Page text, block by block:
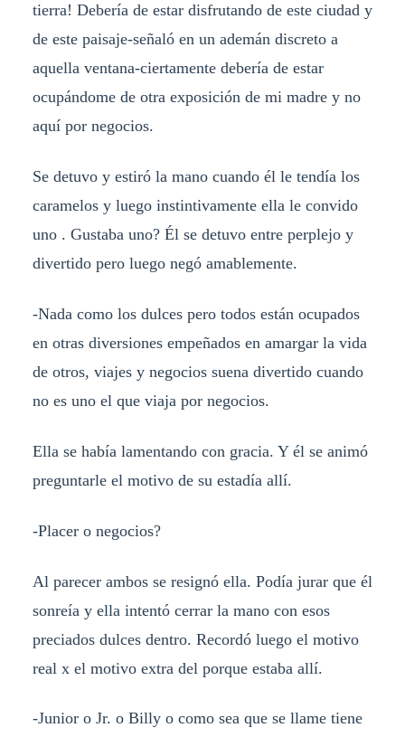
tierra! Debería de estar disfrutando de este ciudad y
de este paisaje-señaló en un ademán discreto a
aquella ventana-ciertamente debería de estar
ocupándome de otra exposición de mi madre y no
aquí por negocios.
Se detuvo y estiró la mano cuando él le tendía los
caramelos y luego instintivamente ella le convido
uno . Gustaba uno? Él se detuvo entre perplejo y
divertido pero luego negó amablemente.
-Nada como los dulces pero todos están ocupados
en otras diversiones empeñados en amargar la vida
de otros, viajes y negocios suena divertido cuando
no es uno el que viaja por negocios.
Ella se había lamentando con gracia. Y él se animó
preguntarle el motivo de su estadía allí.
-Placer o negocios?
Al parecer ambos se resignó ella. Podía jurar que él
sonreía y ella intentó cerrar la mano con esos
preciados dulces dentro. Recordó luego el motivo
real x el motivo extra del porque estaba allí.
-Junior o Jr. o Billy o como sea que se llame tiene